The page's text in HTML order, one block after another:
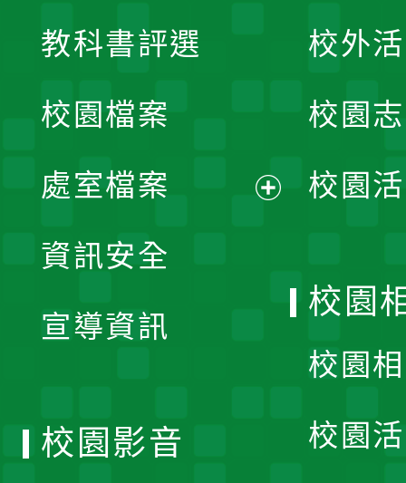
單
教科書評選
校園檔案
處室檔案
資訊安全
宣導資訊
校外
校園
校園
校園
校園
校園
校園影音